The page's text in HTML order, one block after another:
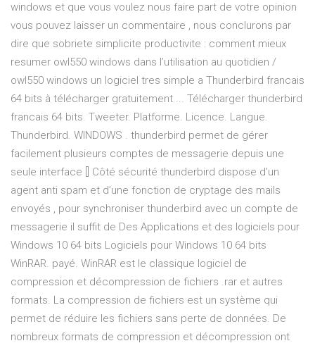
windows et que vous voulez nous faire part de votre opinion
vous pouvez laisser un commentaire , nous conclurons par
dire que sobriete simplicite productivite : comment mieux
resumer owl550 windows dans l’utilisation au quotidien /
owl550 windows un logiciel tres simple a Thunderbird francais
64 bits à télécharger gratuitement ... Télécharger thunderbird
francais 64 bits. Tweeter. Platforme. Licence. Langue.
Thunderbird. WINDOWS . thunderbird permet de gérer
facilement plusieurs comptes de messagerie depuis une
seule interface [] Côté sécurité thunderbird dispose d’un
agent anti spam et d’une fonction de cryptage des mails
envoyés , pour synchroniser thunderbird avec un compte de
messagerie il suffit de Des Applications et des logiciels pour
Windows 10 64 bits Logiciels pour Windows 10 64 bits
WinRAR. payé. WinRAR est le classique logiciel de
compression et décompression de fichiers .rar et autres
formats. La compression de fichiers est un système qui
permet de réduire les fichiers sans perte de données. De
nombreux formats de compression et décompression ont